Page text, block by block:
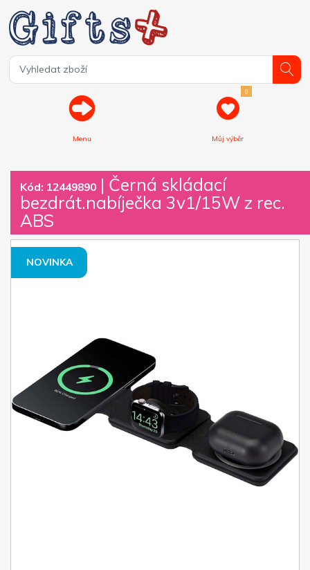
Menu
0
Můj výběr
Kód: 12449890 | Černá skládací
bezdrát.nabíječka 3v1/15W z rec.
ABS
NOVINKA